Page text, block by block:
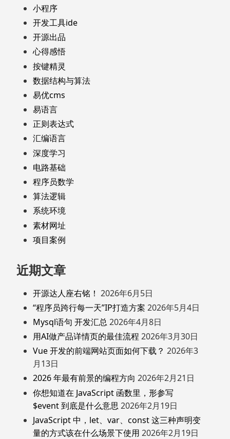
小程序
开发工具ide
开源出品
心得感悟
按键精灵
数据结构与算法
易优cms
易语言
正则表达式
汇编语言
深度学习
电路基础
程序员数学
算法逻辑
系统环境
素材网址
项目案例
近期文章
开源达人座右铭！ 2026年6月5日
“程序员跨行每一天”IP打造方案 2026年5月4日
Mysql语句 开发汇总 2026年4月8日
用AI做产品详情页的最佳流程 2026年3月30日
Vue 开发的前端网站页面如何下载？ 2026年3
月13日
2026 年最有前景的编程方向 2026年2月21日
你想知道在 JavaScript 函数里，形参写
$event 到底是什么意思 2026年2月19日
JavaScript 中，let、var、const 这三种声明变
量的方式该在什么场景下使用 2026年2月19日